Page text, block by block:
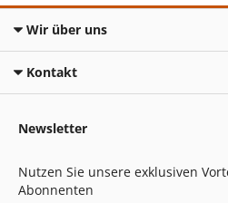
Wir über uns
Kontakt
Newsletter
Nutzen Sie unsere exklusiven
Abonnenten